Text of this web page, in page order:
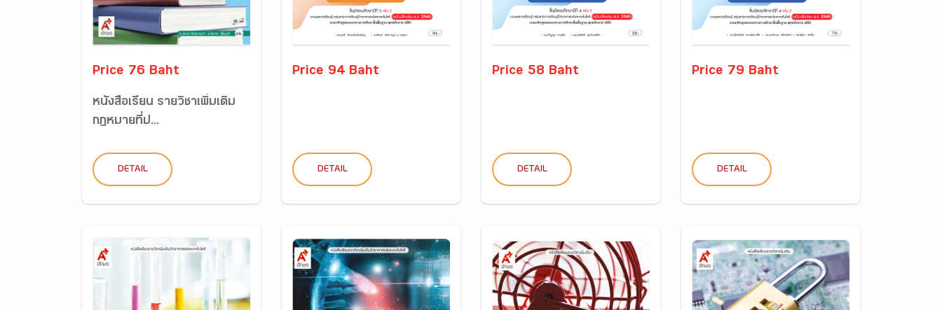
Price 76 Baht
หนังสือเรียน รายวิชาเพิ่มเติม
กฎหมายที่ป...
DETAIL
Price 94 Baht
DETAIL
Price 58 Baht
DETAIL
Price 79 Baht
DETAIL